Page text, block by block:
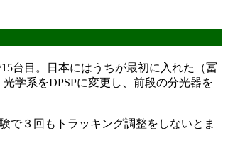
台目。日本にはうちが最初に入れた（冨
学系をDPSPに変更し、前段の分光器を
で３回もトラッキング調整をしないとま